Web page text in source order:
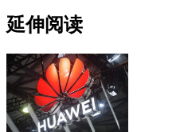
延伸阅读